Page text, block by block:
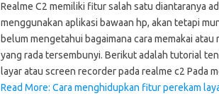
Realme C2 memiliki fitur salah satu diantaranya
menggunakan aplikasi bawaan hp, akan tetapi
belum mengetahui bagaimana cara memakai
yang rada tersembunyi. Berikut adalah tutorial
layar atau screen recorder pada realme c2 Pada
Read More: Cara menghidupkan fitur perekam